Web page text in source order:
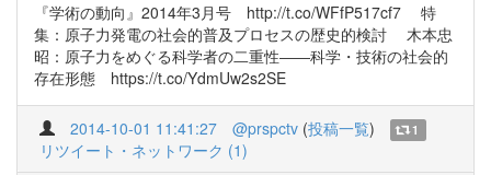
『学術の動向』2014年3月号 http://t.co/WFfP517cf7 特
集：原子力発電の社会的普及プロセスの歴史的検討 木本忠
昭：原子力をめぐる科学者の二重性――科学・技術の社会的
存在形態 https://t.co/YdmUw2s2SE
2014-10-01 11:41:27 @prspctv (投稿一覧) 1
リツイート・ネットワーク (1)